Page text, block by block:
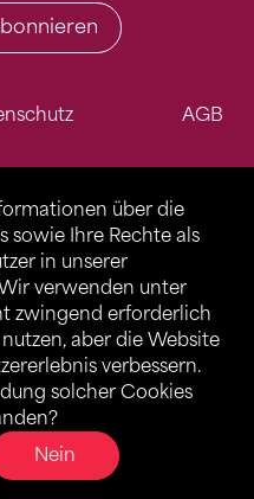
über die
sowie Ihre Rechte als
in unserer
verwenden unter
zwingend erforderlich
aber die Website
verbessern.
solcher Cookies
Nein
AGB